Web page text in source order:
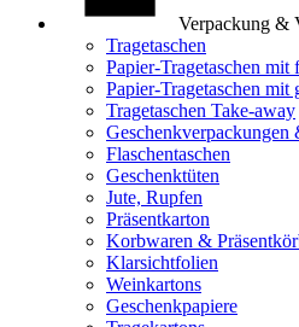
Verpackung &
Tragetaschen
Papier-Tragetaschen mit
Papier-Tragetaschen mit
Tragetaschen Take-away
Geschenkverpackungen
Flaschentaschen
Geschenktüten
Jute, Rupfen
Präsentkarton
Korbwaren &
Klarsichtfolien
Weinkartons
Geschenkpapiere